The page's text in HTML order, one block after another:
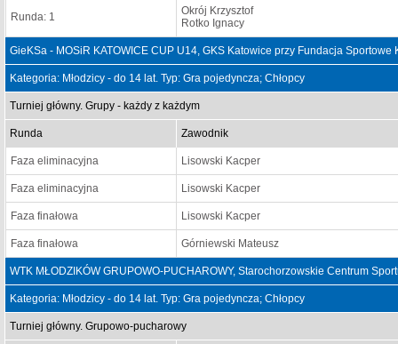
Runda: 1
Okrój Krzysztof
Rotko Ignacy
GieKSa - MOSiR KATOWICE CUP U14, GKS Katowice przy Fundacja
Kategoria: Młodzicy - do 14 lat. Typ: Gra pojedyncza; Chłopcy
Turniej główny. Grupy - każdy z każdym
Runda Zawodnik
Faza eliminacyjna Lisowski Kacper
Faza eliminacyjna Lisowski Kacper
Faza finałowa Lisowski Kacper
Faza finałowa Górniewski Mateusz
WTK MŁODZIKÓW GRUPOWO-PUCHAROWY, Starochorzowskie Centrum
Kategoria: Młodzicy - do 14 lat. Typ: Gra pojedyncza; Chłopcy
Turniej główny. Grupowo-pucharowy